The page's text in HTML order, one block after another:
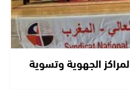
الجهوية وتسوية